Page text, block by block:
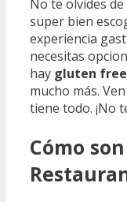
No te olvides
super bien
experiencia
necesitas
hay gluten free
mucho más.
tiene todo. ¡No
Cómo